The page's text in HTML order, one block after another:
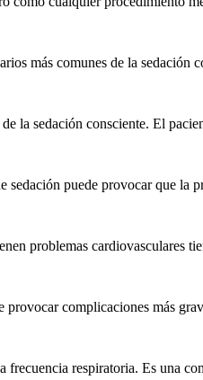
más comunes de la
la sedación consciente. El
sedación puede provocar que la
problemas cardiovasculares
provocar complicaciones más
frecuencia respiratoria. Es una